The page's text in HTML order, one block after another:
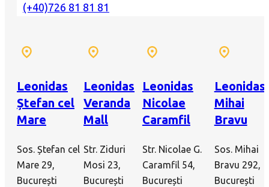
(+40)726 81 81 81
Leonidas
Ștefan cel
Mare
Sos. Ștefan cel
Mare 29,
București
Leonidas
Veranda
Mall
Str. Ziduri
Mosi 23,
București
Leonidas
Nicolae
Caramfil
Str. Nicolae G.
Caramfil 54,
București
Leonidas
Mihai
Bravu
Sos. Mihai
Bravu 292,
București